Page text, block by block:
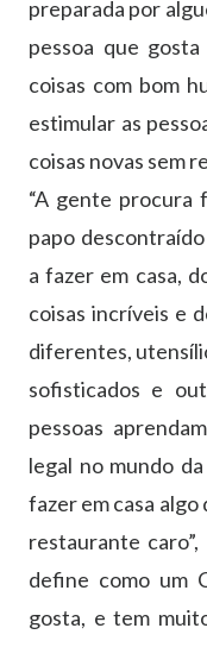
preparada por
pessoa que
coisas com bom
estimular as
coisas novas sem
“A gente procura
papo
a fazer em casa,
coisas incríveis e
diferentes,
sofisticados e
pessoas
legal no mundo
fazer em casa algo
restaurante
define como um
gosta, e tem